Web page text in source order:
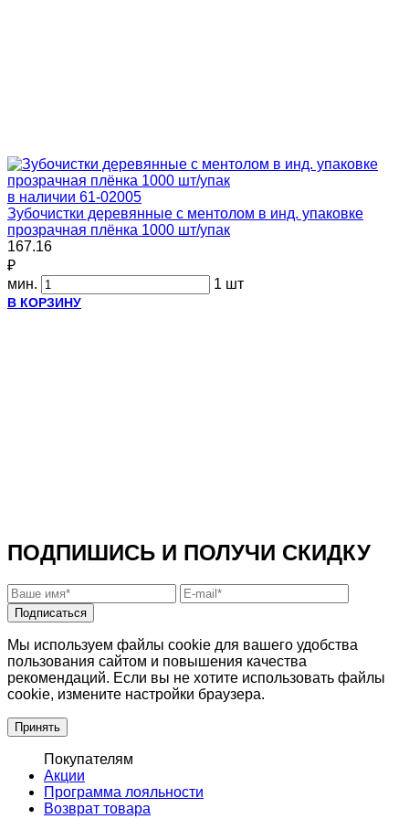
в наличии 61-02005
Зубочистки деревянные с ментолом в инд. упаковке
прозрачная плёнка 1000 шт/упак
167.16
₽
мин.
1 шт
В КОРЗИНУ
ПОДПИШИСЬ И ПОЛУЧИ СКИДКУ
Подписаться
Мы используем файлы cookie для вашего удобства
пользования сайтом и повышения качества
рекомендаций. Если вы не хотите использовать файлы
cookie, измените настройки браузера.
Принять
Покупателям
Акции
Программа лояльности
Возврат товара